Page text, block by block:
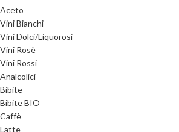
Aceto
Vini Bianchi
Vini Dolci/Liquorosi
Vini Rosè
Vini Rossi
Analcolici
Bibite
Bibite BIO
Caffè
Latte